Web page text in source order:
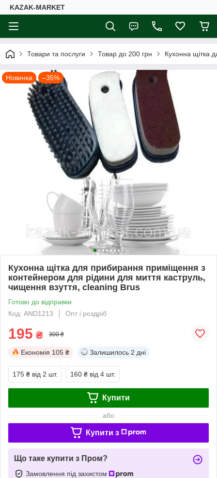
KAZAK-MARKET
Товари та послуги Товар до 200 грн Кухонна щітка
Новинка –35%
Кухонна щітка для прибирання приміщення з
контейнером для рідини для миття каструль,
чищення взуття, cleaning Brus
Готово до відправки
Код: AND1213
Опт і роздріб
195 ₴ 300 ₴
Економія 105 ₴ Залишилось 2 дні
175 ₴ від 2 шт. 160 ₴ від 4 шт.
Купити
або
Купити з
Що таке купити з Пром?
Замовлення під захистом